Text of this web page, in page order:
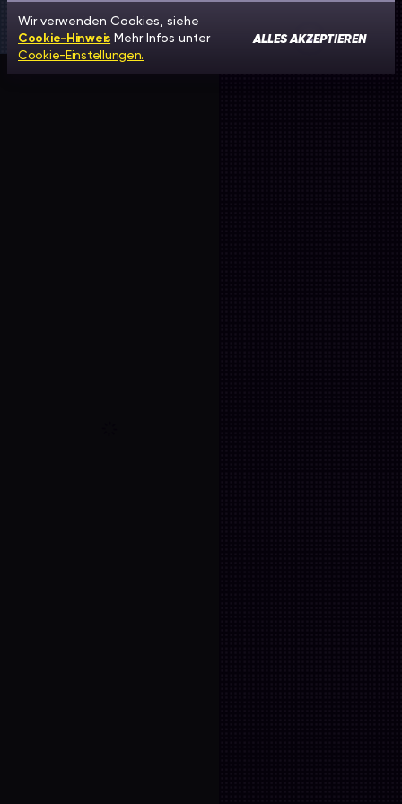
Wir verwenden Cookies, siehe
Cookie-Hinweis Mehr Infos unter
Cookie-Einstellungen.
ALLES AKZEPTIEREN